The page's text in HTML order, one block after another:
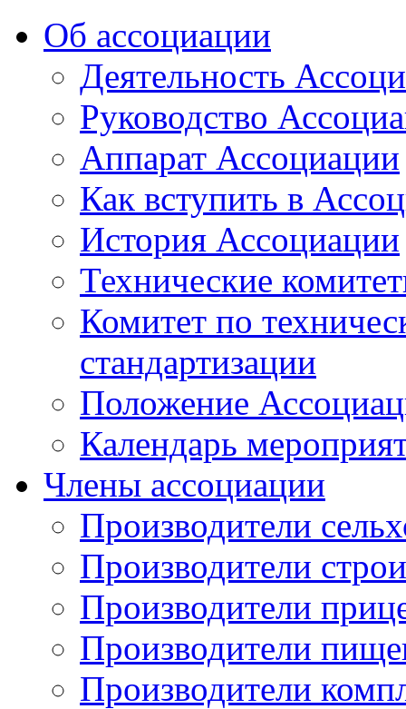
Об ассоциации
Деятельность
Руководство
Аппарат Ассоциации
Как вступить в
История Ассоциации
Технические
Комитет по
стандартизации
Положение
Календарь
Члены ассоциации
Производители
Производители
Производители
Производители
Производители